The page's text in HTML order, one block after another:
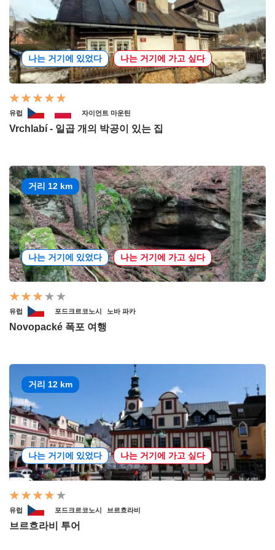
나는 거기에 있었다 나는 거기에 가고 싶다
유럽 자이언트 마운틴
Vrchlabí - 일곱 개의 박공이 있는 집
거리 12 km
나는 거기에 있었다 나는 거기에 가고 싶다
유럽 포드크르코노시 노바 파카
Novopacké 폭포 여행
거리 12 km
나는 거기에 있었다 나는 거기에 가고 싶다
유럽 포드크르코노시 브르흐라비
브르흐라비 투어